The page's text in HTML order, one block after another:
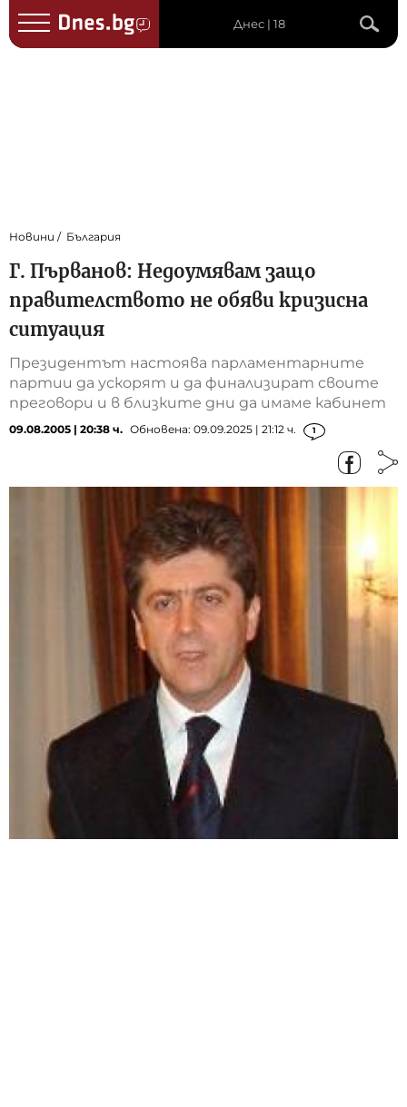
Днес | 18
Новини България
Г. Първанов: Недоумявам защо
правителството не обяви кризисна
ситуация
Президентът настоява парламентарните
партии да ускорят и да финализират своите
преговори и в близките дни да имаме кабинет
09.08.2005 | 20:38 ч. Обновена: 09.09.2025 | 21:12 ч. 1